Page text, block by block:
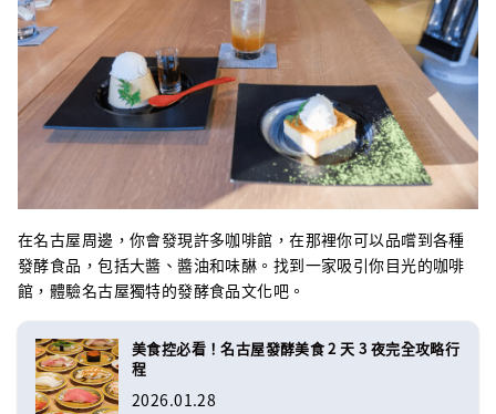
在名古屋周邊，你會發現許多咖啡館，在那裡你可以品嚐到各種
發酵食品，包括大醬、醬油和味醂。找到一家吸引你目光的咖啡
館，體驗名古屋獨特的發酵食品文化吧。
美食控必看！名古屋發酵美食 2 天 3 夜完全攻略行
程
2026.01.28